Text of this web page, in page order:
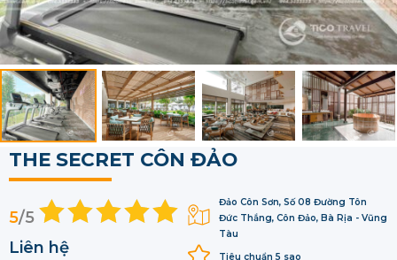
THE SECRET CÔN ĐẢO
Đảo Côn Sơn, Số 08 Đường Tôn
Đức Thắng, Côn Đảo, Bà Rịa - Vũng
Tàu
Tiêu chuẩn 5 sao
5/5
Liên hệ